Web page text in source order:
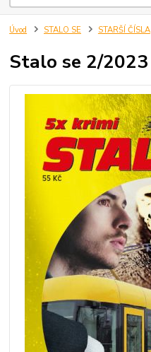
Úvod STALO SE STARŠÍ ČÍSLA
Stalo se 2/2023